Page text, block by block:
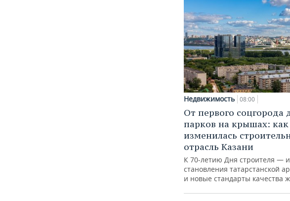
Недвижимость 08:00
От первого соцгорода
парков на крышах: как
изменилась
отрасль Казани
К 70-летию Дня строителя —
становления татарстанской
и новые стандарты качества